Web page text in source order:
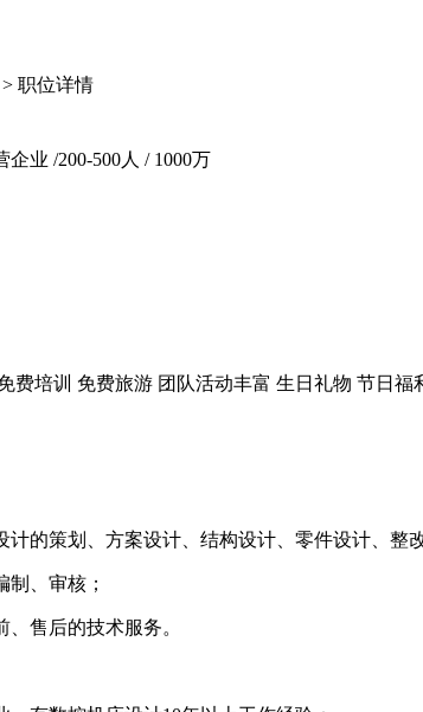
> 职位详情
企业 /200-500人 / 1000万
费培训 免费旅游 团队活动丰富 生日礼物 节日福
的策划、方案设计、结构设计、零件设计、整
、审核；
售后的技术服务。